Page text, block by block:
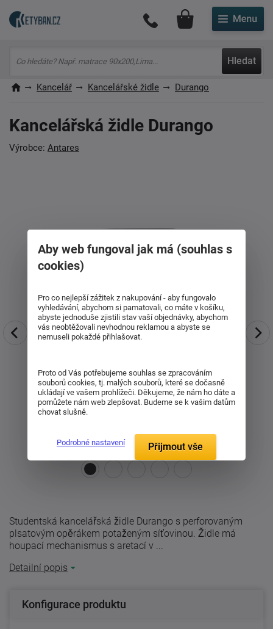
Hledat
Můj účet
Kancelář Kancelářské židle Durango
Kancelářská židle Durango
Výrobce: Antares
Studentská kancelářská židle Durango s perforovaným
plsatovým opěrákem potaženým síťovinou. Židle má
houpací mechanismus s aretací v ...
Detailní popis
Konfigurace produktu
Aby web fungoval jak má (souhlas s
cookies)
Pro co nejlepší zážitek z nakupování - aby fungovalo
vyhledávání, abychom si pamatovali, co máte v košíku,
abyste jednoduše zjistili stav vaší objednávky, abychom
vás neobtěžovali nevhodnou reklamou a abyste se
nemuseli pokaždé přihlašovat.
Proto od Vás potřebujeme souhlas se zpracováním
souborů cookies, tj. malých souborů, které se dočasně
ukládají ve vašem prohlížeči. Děkujeme, že nám ho dáte a
pomůžete nám web zlepšovat. Budeme se k vašim datům
chovat slušně.
Podrobné nastavení Přijmout vše